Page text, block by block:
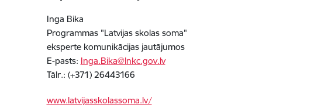
Inga Bika
Programmas "Latvijas skolas soma"
eksperte komunikācijas jautājumos
E-pasts: Inga.Bika@lnkc.gov.lv
Tālr.: (+371) 26443166
www.latvijasskolassoma.lv/